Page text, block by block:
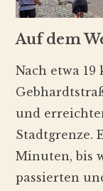
Auf dem
Nach etwa
und
Stadtgrenze.
Minuten, bis
passierten